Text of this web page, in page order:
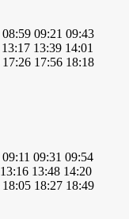
08:59 09:21 09:43
13:17 13:39 14:01
17:26 17:56 18:18
09:11 09:31 09:54
13:16 13:48 14:20
18:05 18:27 18:49